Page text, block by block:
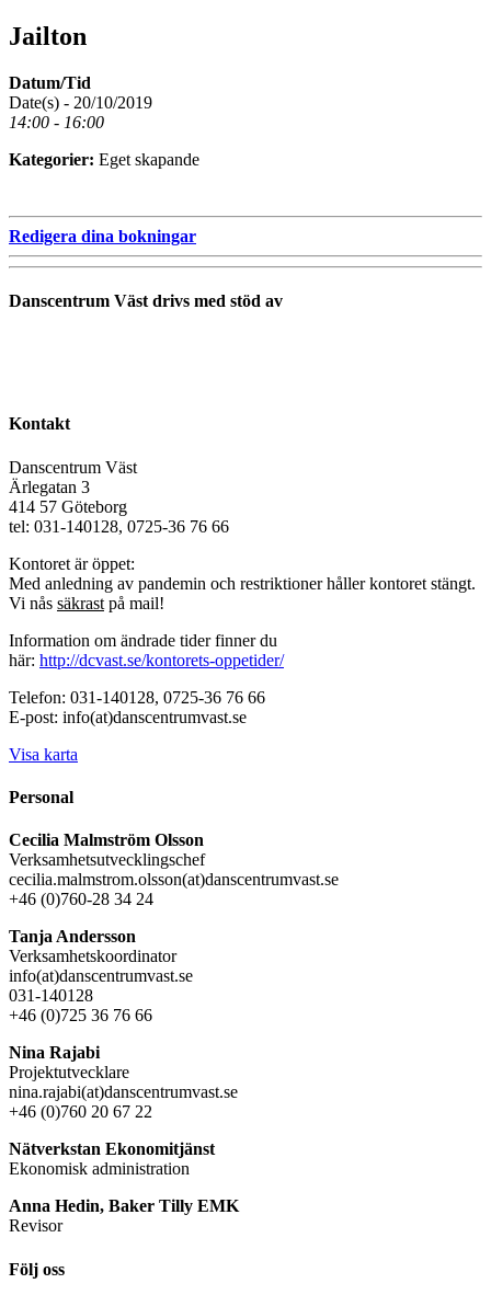
Jailton
Datum/Tid
Date(s) - 20/10/2019
14:00 - 16:00
Kategorier: Eget skapande
Redigera dina bokningar
Danscentrum Väst drivs med stöd av
Kontakt
Danscentrum Väst
Ärlegatan 3
414 57 Göteborg
tel: 031-140128, 0725-36 76 66
Kontoret är öppet:
Med anledning av pandemin och restriktioner håller kontoret stängt.
Vi nås säkrast på mail!
Information om ändrade tider finner du
här: http://dcvast.se/kontorets-oppetider/
Telefon: 031-140128, 0725-36 76 66
E-post: info(at)danscentrumvast.se
Visa karta
Personal
Cecilia Malmström Olsson
Verksamhetsutvecklingschef
cecilia.malmstrom.olsson(at)danscentrumvast.se
+46 (0)760-28 34 24
Tanja Andersson
Verksamhetskoordinator
info(at)danscentrumvast.se
031-140128
+46 (0)725 36 76 66
Nina Rajabi
Projektutvecklare
nina.rajabi(at)danscentrumvast.se
+46 (0)760 20 67 22
Nätverkstan Ekonomitjänst
Ekonomisk administration
Anna Hedin, Baker Tilly EMK
Revisor
Följ oss